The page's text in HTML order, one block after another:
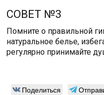
СОВЕТ №3
Помните о правильной
натуральное белье,
регулярно принимайте
Поделиться